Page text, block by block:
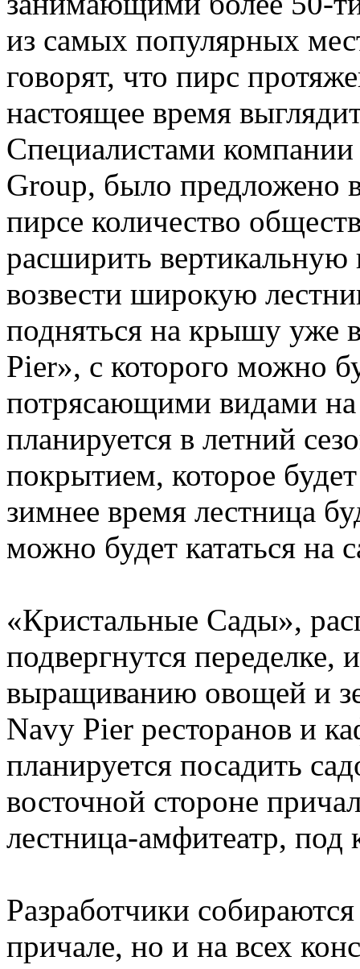
из самых популярных
говорят, что пирс
настоящее время
Специалистами
Group, было предложено
пирсе количество
расширить
возвести широкую
подняться на крышу уже
Pier», с которого можно
потрясающими видами
планируется в летний
покрытием, которое будет
зимнее время лестница
можно будет кататься на
«Кристальные Сады»,
подвергнутся переделке,
выращиванию овощей и
Navy Pier ресторанов и
планируется посадить
восточной стороне
лестница-амфитеатр, под
Разработчики
причале, но и на всех